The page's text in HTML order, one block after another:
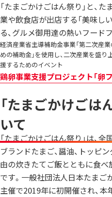
「たまごかけごはん祭り」と、
業や飲食店が出店する「美味し
る、グルメ御用達の熱いフード
経済産業省主導補助金事業「第二次産
めの補助金」を使用し、二次産業を盛
援するためのイベント
鶏卵事業支援プロジェクト「卵
「たまごかけごは
いて
「たまごかけごはん祭り」は、
ブランドたまご、醤油、トッピ
由の炊きたてご飯とともに食べ
です。一般社団法人日本たまご
主催で2019年に初開催され、本